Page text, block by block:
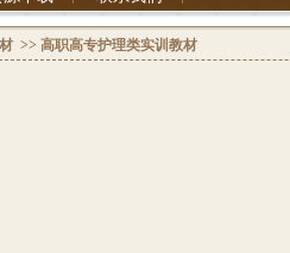
>> 高职高专护理类实训教材